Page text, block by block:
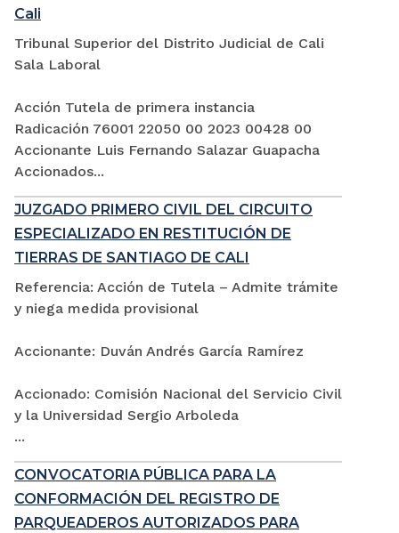
Cali
Tribunal Superior del Distrito Judicial de Cali
Sala Laboral
Acción Tutela de primera instancia
Radicación 76001 22050 00 2023 00428 00
Accionante Luis Fernando Salazar Guapacha
Accionados...
JUZGADO PRIMERO CIVIL DEL CIRCUITO
ESPECIALIZADO EN RESTITUCIÓN DE
TIERRAS DE SANTIAGO DE CALI
Referencia: Acción de Tutela – Admite trámite
y niega medida provisional
Accionante: Duván Andrés García Ramírez
Accionado: Comisión Nacional del Servicio Civil
y la Universidad Sergio Arboleda
...
CONVOCATORIA PÚBLICA PARA LA
CONFORMACIÓN DEL REGISTRO DE
PARQUEADEROS AUTORIZADOS PARA